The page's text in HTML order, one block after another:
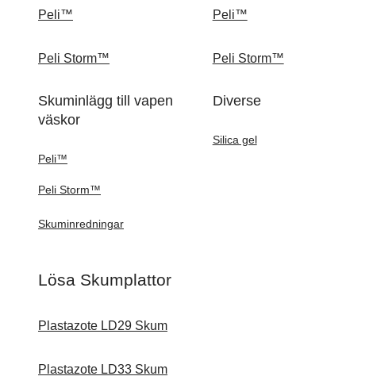
Peli™
Peli Storm™
Skuminlägg till vapen
väskor
Peli™
Peli Storm™
Peli™
Peli Storm™
Diverse
Silica gel
Skuminredningar
Lösa Skumplattor
Plastazote LD29 Skum
Plastazote LD33 Skum